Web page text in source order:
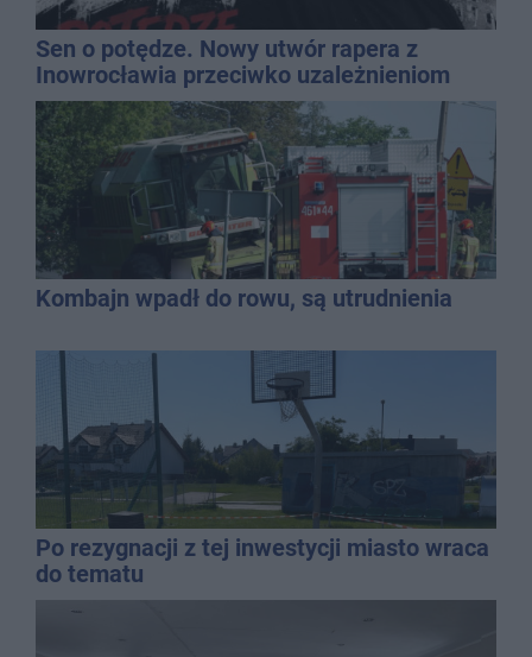
Sen o potędze. Nowy utwór rapera z
Inowrocławia przeciwko uzależnieniom
Kombajn wpadł do rowu, są utrudnienia
Po rezygnacji z tej inwestycji miasto wraca
do tematu